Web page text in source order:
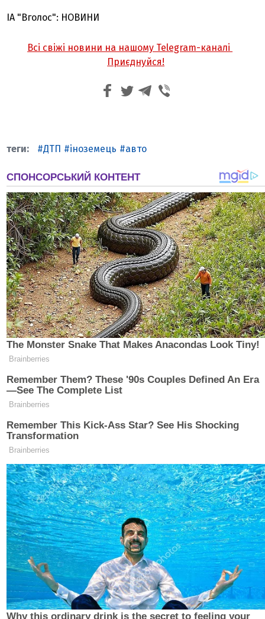
ІА "Вголос": НОВИНИ
Всі свіжі новини на нашому Telegram-каналі
Приєднуйся!
ДТП іноземець авто